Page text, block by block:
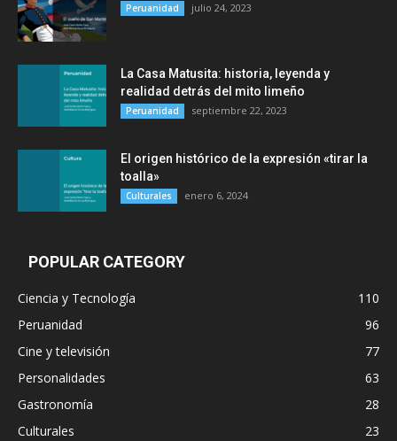
Peruanidad julio 24, 2023
La Casa Matusita: historia, leyenda y
realidad detrás del mito limeño
Peruanidad septiembre 22, 2023
El origen histórico de la expresión «tirar la
toalla»
Culturales enero 6, 2024
POPULAR CATEGORY
Ciencia y Tecnología
110
Peruanidad
96
Cine y televisión
77
Personalidades
63
Gastronomía
28
Culturales
23